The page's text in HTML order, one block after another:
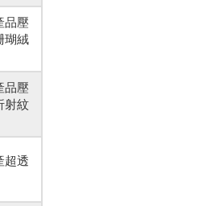
品壓
瑚絨
品壓
射紋
超透